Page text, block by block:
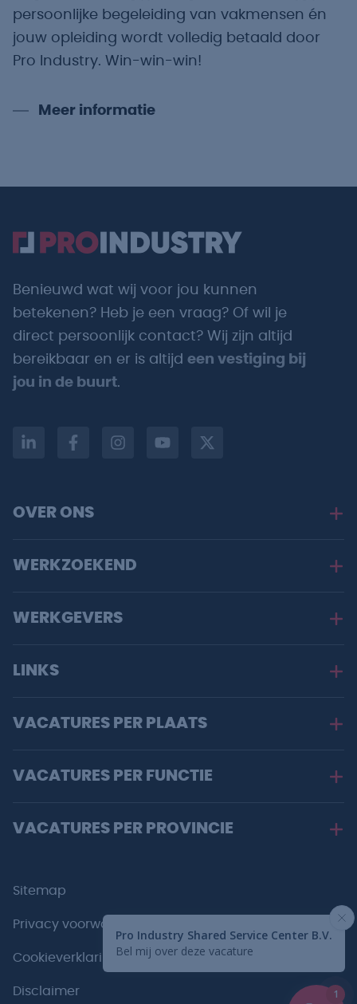
persoonlijke begeleiding van vakmensen én
jouw opleiding wordt volledig betaald door
Pro Industry. Win-win-win!
Meer informatie
Benieuwd wat wij voor jou kunnen
betekenen? Heb je een vraag? Of wil je
direct persoonlijk contact? Wij zijn altijd
bereikbaar en er is altijd een vestiging bij
jou in de buurt.
OVER ONS
WERKZOEKEND
WERKGEVERS
LINKS
VACATURES PER PLAATS
VACATURES PER FUNCTIE
VACATURES PER PROVINCIE
Sitemap
Privacy voorwaarden
Cookieverklaring
Disclaimer